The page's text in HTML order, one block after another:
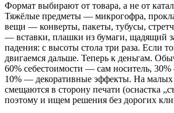
Формат выбирают от товара, а не от
Тяжёлые предметы — микрогофра,
вещи — конверты, пакеты, тубусы,
— вставки, плашки из бумаги, щадящий
падения: с высоты стола три раза. Если
двигаемся дальше. Теперь к деньгам.
60% себестоимости — сам носитель,
10% — декоративные эффекты. На малых
смещаются в сторону печати (оснастка
поэтому и ищем решения без дорогих